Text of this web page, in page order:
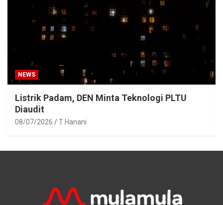
NEWS
Listrik Padam, DEN Minta Teknologi PLTU
Diaudit
08/07/2026 T Hanani